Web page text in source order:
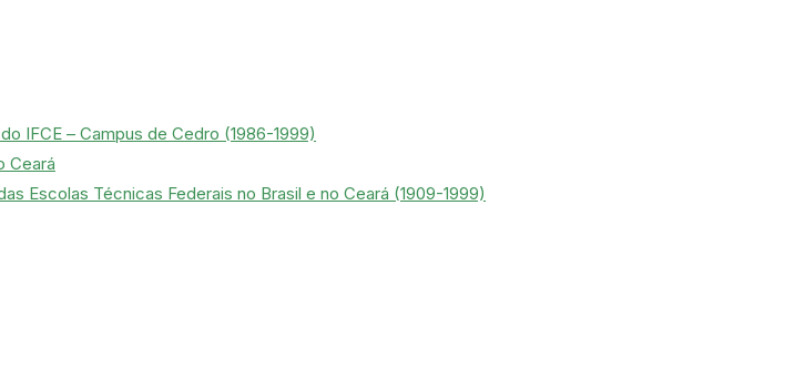
IFCE – Campus de Cedro (1986-1999)
Ceará
Escolas Técnicas Federais no Brasil e no Ceará (1909-1999)